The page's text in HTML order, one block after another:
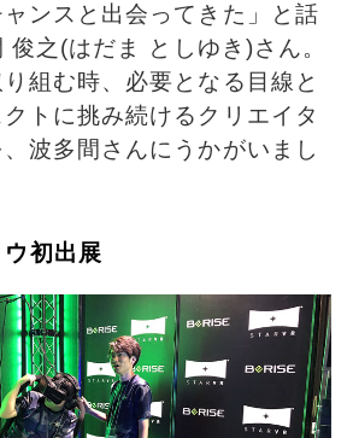
ンスと出会ってきた」と話
之(はだま としゆき)さん。
組む時、必要となる目線と
トに挑み続けるクリエイタ
波多間さんにうかがいまし
初出展